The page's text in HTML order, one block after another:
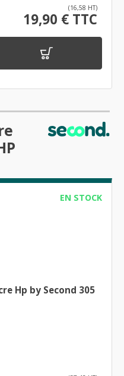
(16,58 HT)
19,90 € TTC
EN STOCK
Hp by Second 305